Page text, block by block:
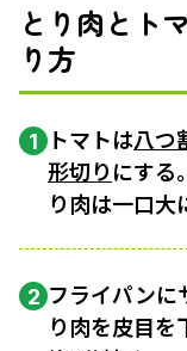
とり肉とト
り方
1 トマトは八つ
形切りにする
り肉は一口大
2 フライパンに
り肉を皮目を